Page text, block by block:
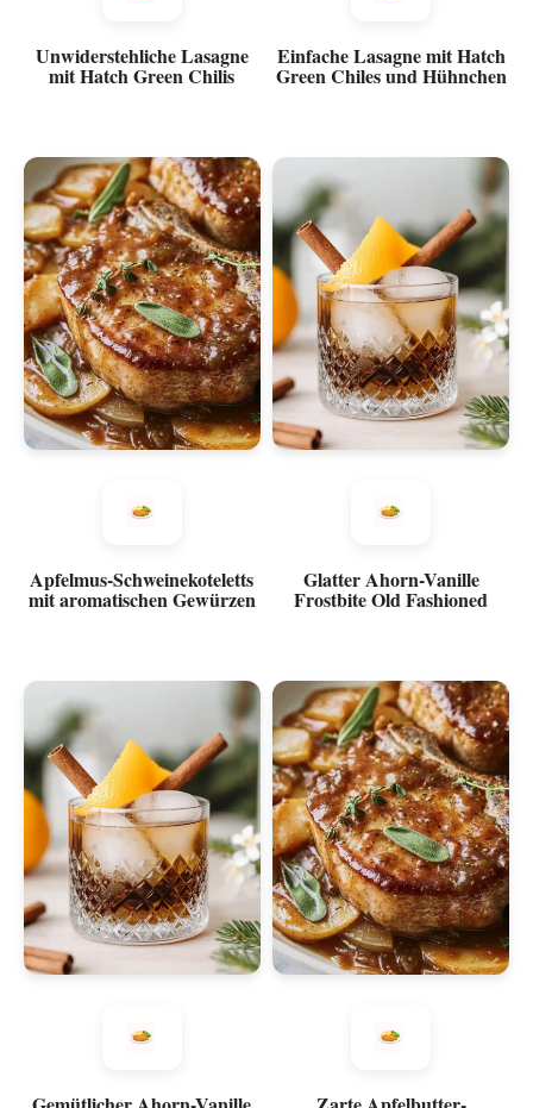
Unwiderstehliche Lasagne
mit Hatch Green Chilis
Einfache Lasagne mit Hatch
Green Chiles und Hühnchen
Apfelmus-Schweinekoteletts
mit aromatischen Gewürzen
Glatter Ahorn-Vanille
Frostbite Old Fashioned